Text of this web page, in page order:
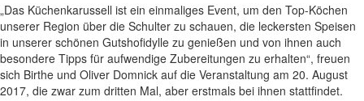
„Das Küchenkarussell ist ein einmaliges Event, um den Top-Köchen
unserer Region über die Schulter zu schauen, die leckersten Speisen
in unserer schönen Gutshofidylle zu genießen und von ihnen auch
besondere Tipps für aufwendige Zubereitungen zu erhalten“, freuen
sich Birthe und Oliver Domnick auf die Veranstaltung am 20. August
2017, die zwar zum dritten Mal, aber erstmals bei ihnen stattfindet.